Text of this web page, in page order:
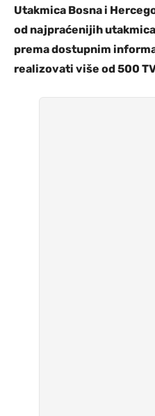
Utakmica Bosna i
od najpraćenijih
prema dostupnim
realizovati više od 500